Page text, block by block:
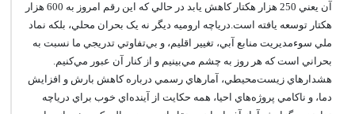
آن يعني 250 هزار هکتار کاهش يابد در حالي که اين رقم امروز به 600 هزار
هکتار توسعه يافته است.درياچه اروميه ديگر نه يک بحران محلي، بلکه نماد
ملي سوء‌مديريت منابع آبي، تغيير اقليم، و بي‌تفاوتي تدريجي ما نسبت به
بحراني است که هر روز به چشم مي‌بينيم و از کنار آن عبور مي‌کنيم.
هشدارهاي زيست‌محيطي، آمارهاي رسمي درباره کاهش بارش و افزايش
دما، و ناکامي پروژه‌هاي احيا، همه حکايت از آينده‌اي خوب براي درياچه